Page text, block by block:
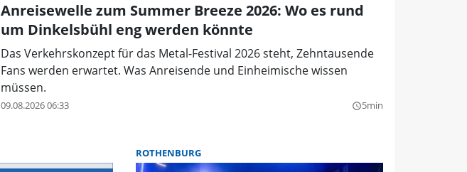
Anreisewelle zum Summer Breeze 2026: Wo es rund
um Dinkelsbühl eng werden könnte
Das Verkehrskonzept für das Metal-Festival 2026 steht, Zehntausende
Fans werden erwartet. Was Anreisende und Einheimische wissen
müssen.
09.08.2026 06:33 query_builder5min
ROTHENBURG